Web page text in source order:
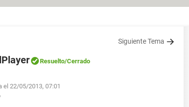
Siguiente Tema
Resuelto/Cerrado
el 22/05/2013, 07:01